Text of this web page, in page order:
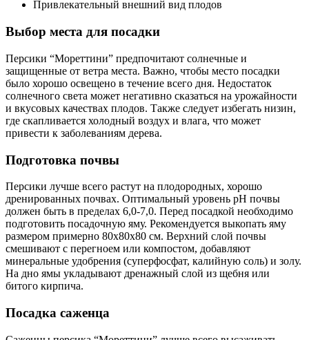
Привлекательный внешний вид плодов
Выбор места для посадки
Персики “Мореттини” предпочитают солнечные и
защищенные от ветра места. Важно, чтобы место посадки
было хорошо освещено в течение всего дня. Недостаток
солнечного света может негативно сказаться на урожайности
и вкусовых качествах плодов. Также следует избегать низин,
где скапливается холодный воздух и влага, что может
привести к заболеваниям дерева.
Подготовка почвы
Персики лучше всего растут на плодородных, хорошо
дренированных почвах. Оптимальный уровень pH почвы
должен быть в пределах 6,0-7,0. Перед посадкой необходимо
подготовить посадочную яму. Рекомендуется выкопать яму
размером примерно 80x80x80 см. Верхний слой почвы
смешивают с перегноем или компостом, добавляют
минеральные удобрения (суперфосфат, калийную соль) и золу.
На дно ямы укладывают дренажный слой из щебня или
битого кирпича.
Посадка саженца